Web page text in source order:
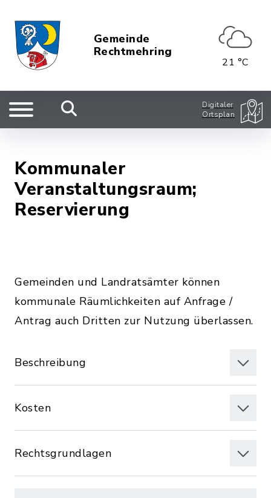
Gemeinde
Rechtmehring
21 °C
Digitaler
Ortsplan
Kommunaler
Veranstaltungsraum;
Reservierung
Gemeinden und Landratsämter können
kommunale Räumlichkeiten auf Anfrage /
Antrag auch Dritten zur Nutzung überlassen.
Beschreibung
Kosten
Rechtsgrundlagen